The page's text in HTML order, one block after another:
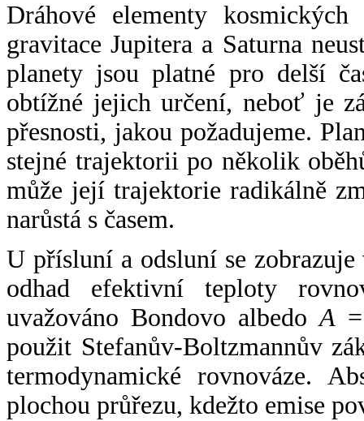
Dráhové elementy
gravitace Jupitera a Saturna
planety jsou platné pro delší
obtížné jejich určení, neboť je
přesnosti, jakou požadujeme.
stejné trajektorii po několik
může její trajektorie radikálně
narůstá s časem.
U přísluní a odsluní se
odhad efektivní teploty
uvažováno Bondovo albedoA
použit Stefanův-Boltzmannův
termodynamické rovnováze.
plochou průřezu, kdežto emise